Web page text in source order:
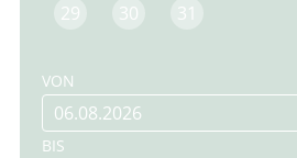
29
30 31
VON
BIS